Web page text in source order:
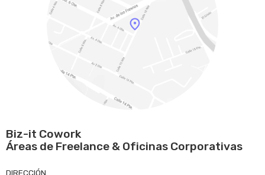
Biz-it Cowork
Áreas de Freelance & Oficinas Corporativas
DIRECCIÓN